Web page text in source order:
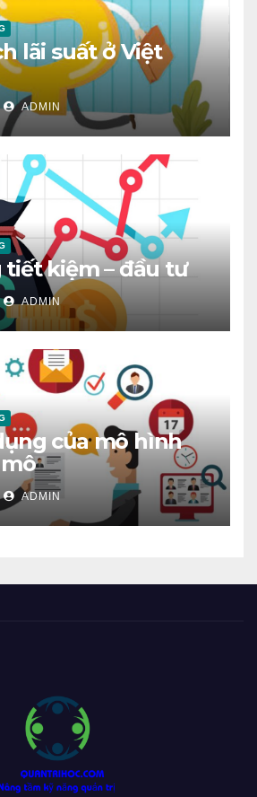
lãi suất ở Việt
ADMIN
tiết kiệm – đầu tư
ADMIN
của mô hình
ADMIN